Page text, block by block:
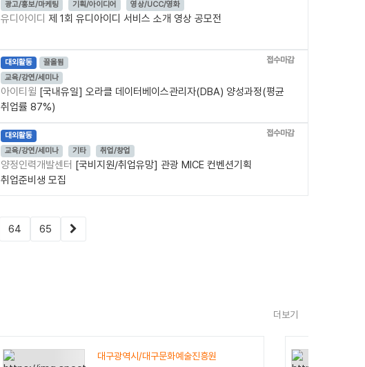
광고/홍보/마케팅
기획/아이디어 영상/UCC/영화
유디아이디 제 1회 유디아이디 서비스 소개 영상 공모전
대외활동 끌올됨
접수마감
교육/강연/세미나
아이티윌 [국내유일] 오라클 데이터베이스관리자(DBA) 양성과정(평균
취업률 87%)
대외활동
접수마감
교육/강연/세미나
기타 취업/창업
양정인력개발센터 [국비지원/취업유망] 관광 MICE 컨벤션기획
취업준비생 모집
64 65
더보기
대구광역시/대구문화예술진흥원